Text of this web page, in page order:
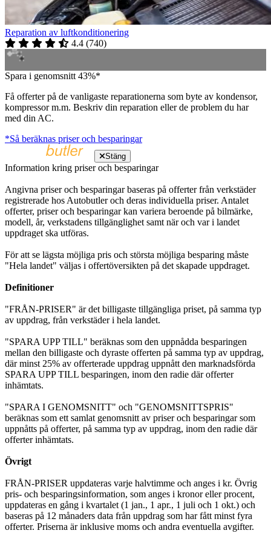
Reparation av luftkonditionering
4.4 (740)
Spara i genomsnitt 43%*
Få offerter på de vanligaste reparationerna som byte av kondensor,
kompressor m.m. Beskriv din reparation eller de problem du har
med din AC.
*Så beräknas priser och besparingar
Stäng
Information kring priser och besparingar
Angivna priser och besparingar baseras på offerter från verkstäder
registrerade hos Autobutler och deras individuella priser. Antalet
offerter, priser och besparingar kan variera beroende på bilmärke,
modell, år, verkstadens tillgänglighet samt när och var i landet
uppdraget ska utföras.
För att se lägsta möjliga pris och största möjliga besparing måste
"Hela landet" väljas i offertöversikten på det skapade uppdraget.
Definitioner
"FRÅN-PRISER" är det billigaste tillgängliga priset, på samma typ
av uppdrag, från verkstäder i hela landet.
"SPARA UPP TILL" beräknas som den uppnådda besparingen
mellan den billigaste och dyraste offerten på samma typ av uppdrag,
där minst 25% av offerterade uppdrag uppnått den marknadsförda
SPARA UPP TILL besparingen, inom den radie där offerter
inhämtats.
"SPARA I GENOMSNITT" och "GENOMSNITTSPRIS"
beräknas som ett samlat genomsnitt av priser och besparingar som
uppnåtts på offerter, på samma typ av uppdrag, inom den radie där
offerter inhämtats.
Övrigt
FRÅN-PRISER uppdateras varje halvtimme och anges i kr. Övrig
pris- och besparingsinformation, som anges i kronor eller procent,
uppdateras en gång i kvartalet (1 jan., 1 apr., 1 juli och 1 okt.) och
baseras på 12 månaders data från uppdrag som har fått minst fyra
offerter. Priserna är inklusive moms och andra eventuella avgifter.